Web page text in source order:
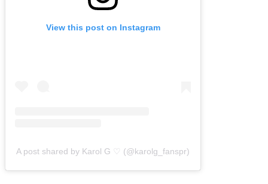
View this post on Instagram
A post shared by Karol G ♡ (@karolg_fanspr)